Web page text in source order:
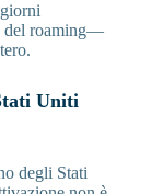
del roaming—
Uniti
degli Stati